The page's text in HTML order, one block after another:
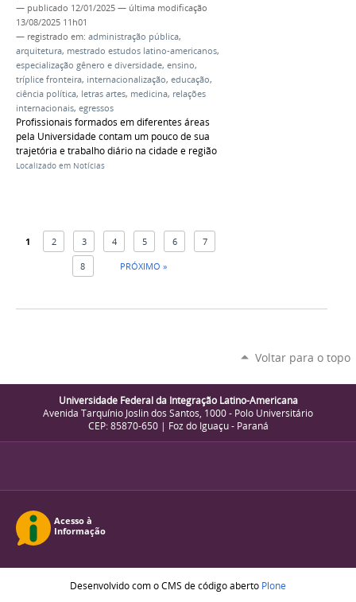
— publicado 12/01/2025 — última modificação
13/08/2025 11h01
— registrado em: administração pública,
arquitetura, mestrado estudos latino-americanos,
especialização gênero e diversidade, ensino,
tríplice fronteira, internacionalização, educação,
ciência política, letras artes, medicina, relações
internacionais, egressos
Profissionais formados em diferentes áreas
pela Universidade contam um pouco de sua
trajetória e trabalho diário na cidade e região
Localizado em Notícias
1 2 3 4 5 6 7
8 PRÓXIMO »
Voltar para o topo
Universidade Federal da Integração Latino-Americana
Avenida Tarquínio Joslin dos Santos, 1000 - Polo Universitário
CEP: 85870-650 | Foz do Iguaçu - Paraná
Desenvolvido com o CMS de código aberto Plone